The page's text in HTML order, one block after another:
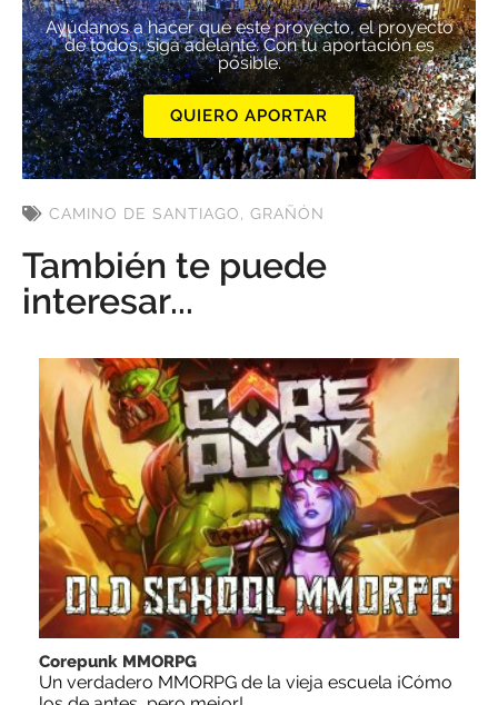
Ayúdanos a hacer que este proyecto, el proyecto
de todos, siga adelante. Con tu aportación es
posible.
QUIERO APORTAR
CAMINO DE SANTIAGO, GRAÑÓN
También te puede
interesar...
Corepunk MMORPG
Un verdadero MMORPG de la vieja escuela ¡Cómo